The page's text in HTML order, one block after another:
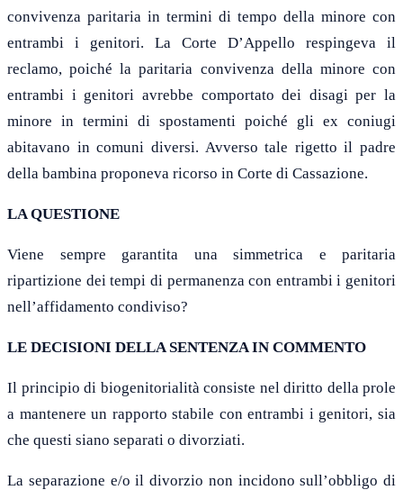
convivenza paritaria in termini di tempo della minore con
entrambi i genitori. La Corte D’Appello respingeva il
reclamo, poiché la paritaria convivenza della minore con
entrambi i genitori avrebbe comportato dei disagi per la
minore in termini di spostamenti poiché gli ex coniugi
abitavano in comuni diversi. Avverso tale rigetto il padre
della bambina proponeva ricorso in Corte di Cassazione.
LAQUESTIONE
Viene sempre garantita una simmetrica e paritaria
ripartizione dei tempi di permanenza con entrambi i genitori
nell’affidamento condiviso?
LE DECISIONI DELLA SENTENZA IN COMMENTO
Il principio di biogenitorialità consiste nel diritto della prole
a mantenere un rapporto stabile con entrambi i genitori, sia
che questi siano separati o divorziati.
La separazione e/o il divorzio non incidono sull’obbligo di